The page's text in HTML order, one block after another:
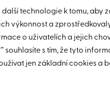
další technologie k tomu, aby
výkonnost a
o uživatelích a jejich
souhlasíte s tím, že tyto
jen základní cookies a